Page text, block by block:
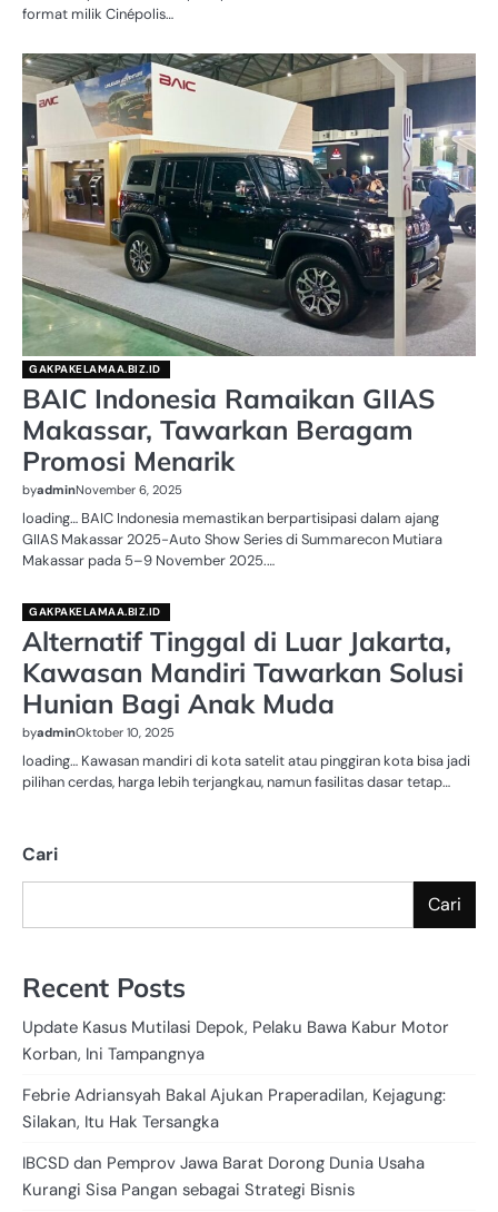
format milik Cinépolis…
GAKPAKELAMAA.BIZ.ID
BAIC Indonesia Ramaikan GIIAS
Makassar, Tawarkan Beragam
Promosi Menarik
byadminNovember 6, 2025
loading… BAIC Indonesia memastikan berpartisipasi dalam ajang
GIIAS Makassar 2025-Auto Show Series di Summarecon Mutiara
Makassar pada 5–9 November 2025.…
GAKPAKELAMAA.BIZ.ID
Alternatif Tinggal di Luar Jakarta,
Kawasan Mandiri Tawarkan Solusi
Hunian Bagi Anak Muda
byadminOktober 10, 2025
loading… Kawasan mandiri di kota satelit atau pinggiran kota bisa jadi
pilihan cerdas, harga lebih terjangkau, namun fasilitas dasar tetap…
Cari
Cari
Recent Posts
Update Kasus Mutilasi Depok, Pelaku Bawa Kabur Motor
Korban, Ini Tampangnya
Febrie Adriansyah Bakal Ajukan Praperadilan, Kejagung:
Silakan, Itu Hak Tersangka
IBCSD dan Pemprov Jawa Barat Dorong Dunia Usaha
Kurangi Sisa Pangan sebagai Strategi Bisnis